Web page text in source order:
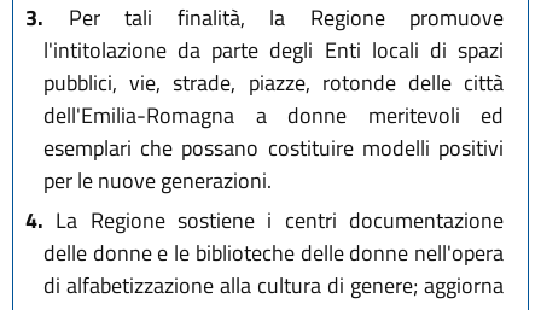
3. Per tali finalità, la Regione promuove
l'intitolazione da parte degli Enti locali di spazi
pubblici, vie, strade, piazze, rotonde delle città
dell'Emilia-Romagna a donne meritevoli ed
esemplari che possano costituire modelli positivi
per le nuove generazioni.
4. La Regione sostiene i centri documentazione
delle donne e le biblioteche delle donne nell'opera
di alfabetizzazione alla cultura di genere; aggiorna